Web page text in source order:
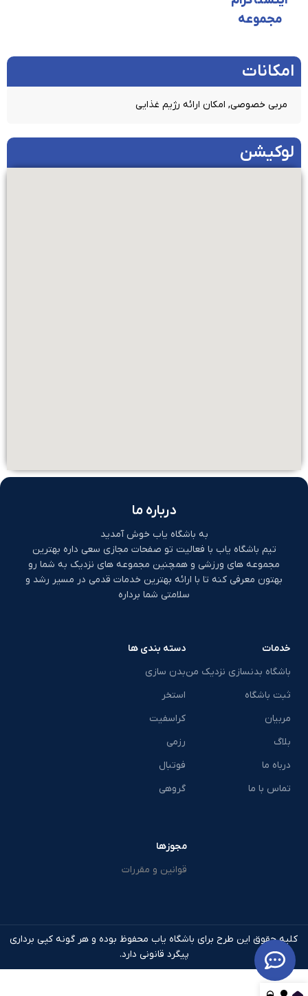
مجموعه
امکانات​
مربی خصوصی, امکان ارائه رژیم غذایی
لوکیشن
درباره ما
به باشگاه یاب خوش آمدید
تیم باشگاه یاب با فعالیت تو صفحات مجازی سعی داره بهترین
مجموعه های ورزشی و همچنین مجموعه های نزدیک به شما رو
بهتون معرفی کنه تا با ارائه بهترین خدمات قدمی در مسیر رشد و
سلامتی شما برداره
خدمات
باشگاه بدنسازی نزدیک من
ثبت باشگاه
مربیان
بلاگ
درباه ما
تماس با ما
دسته بندی ها
بدن سازی
استخر
کراسفیت
رزمی
فوتبال
گروهی
مجوزها
قوانین و مقررات
کلیه حقوق این طرح برای باشگاه یاب محفوظ بوده و هر گونه کپی برداری
پیگرد قانونی دارد.